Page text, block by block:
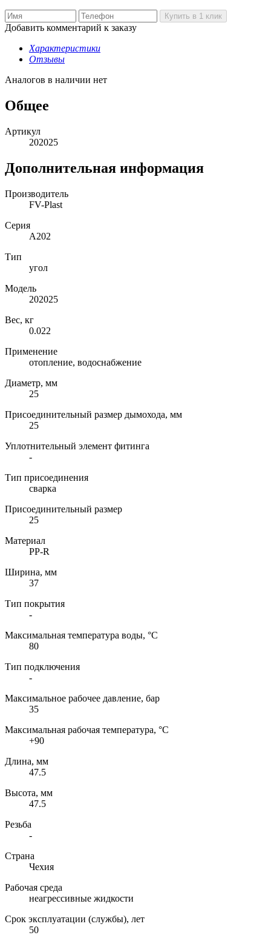
Добавить комментарий к заказу
Характеристики
Отзывы
Аналогов в наличии нет
Общее
Артикул
202025
Дополнительная информация
Производитель
FV-Plast
Серия
A202
Тип
угол
Модель
202025
Вес, кг
0.022
Применение
отопление, водоснабжение
Диаметр, мм
25
Присоединительный размер дымохода, мм
25
Уплотнительный элемент фитинга
-
Тип присоединения
сварка
Присоединительный размер
25
Материал
PP-R
Ширина, мм
37
Тип покрытия
-
Максимальная температура воды, °C
80
Тип подключения
-
Максимальное рабочее давление, бар
35
Максимальная рабочая температура, °C
+90
Длина, мм
47.5
Высота, мм
47.5
Резьба
-
Страна
Чехия
Рабочая среда
неагрессивные жидкости
Срок эксплуатации (службы), лет
50